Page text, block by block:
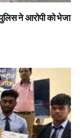
ने आरोपी को भेजा